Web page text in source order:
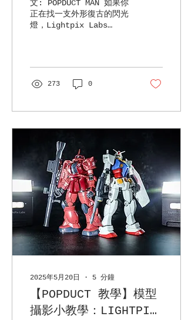
小閃光燈曝光
文: POPDUCT MAN 如果你
正在找一支外形復古的閃光
燈，Lightpix Labs
FLASHQ FM2 的產品外觀介
紹 正面是閃光燈的燈泡，
下面是一個隠藏的擴散濾
273 0
2025年5月20日 ∙ 5 分鐘
【POPDUCT 教學】模型
攝影小教學：LIGHTPIX